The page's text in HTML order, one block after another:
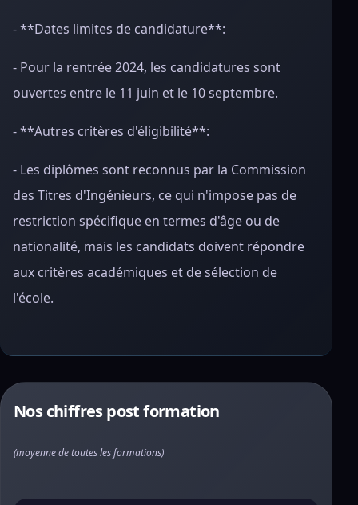
- **Dates limites de candidature**:
- Pour la rentrée 2024, les candidatures sont
ouvertes entre le 11 juin et le 10 septembre.
- **Autres critères d'éligibilité**:
- Les diplômes sont reconnus par la Commission
des Titres d'Ingénieurs, ce qui n'impose pas de
restriction spécifique en termes d'âge ou de
nationalité, mais les candidats doivent répondre
aux critères académiques et de sélection de
l'école.
Nos chiffres post formation
(moyenne de toutes les formations)